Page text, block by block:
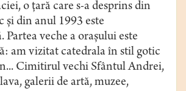
o ţară care s-a desprins din
şi din anul 1993 este
Partea veche a oraşului este
am vizitat catedrala în stil gotic
Cimitirul vechi Sfântul Andrei,
galerii de artă, muzee,